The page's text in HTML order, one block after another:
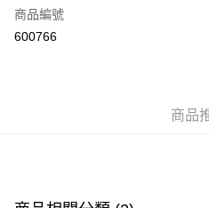
Apple Pay
商品編號
600766
商品